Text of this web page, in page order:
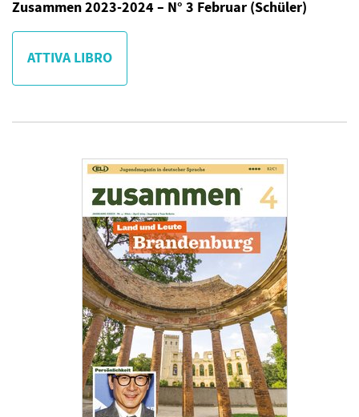
Zusammen 2023-2024 – N° 3 Februar (Schüler)
ATTIVA LIBRO